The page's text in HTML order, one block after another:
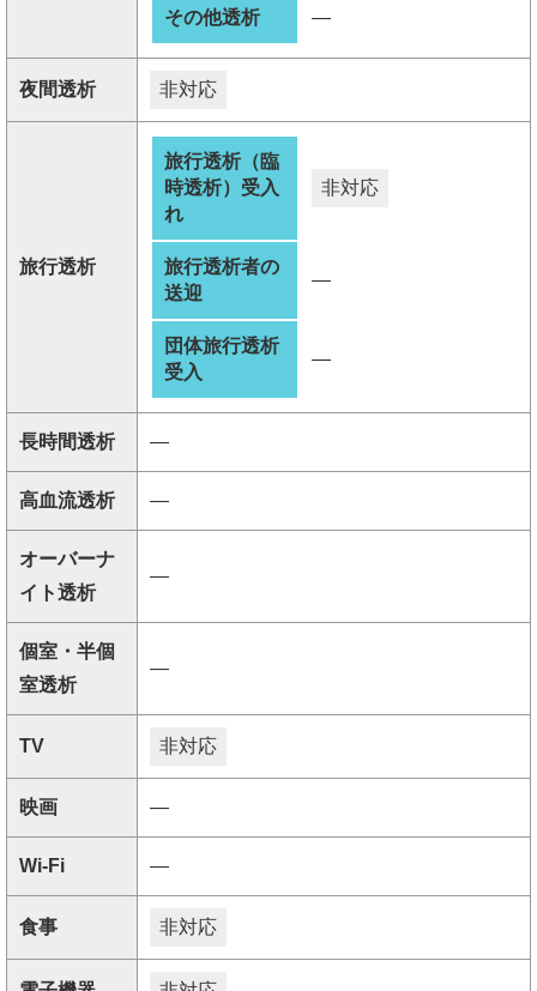
その他透析 ―
夜間透析 非対応
旅行透析
旅行透析（臨
時透析）受入
れ
非対応
旅行透析者の
送迎
―
団体旅行透析
受入
―
長時間透析 ―
高血流透析 ―
オーバーナ
イト透析
―
個室・半個
室透析
―
TV 非対応
映画 ―
Wi-Fi ―
食事 非対応